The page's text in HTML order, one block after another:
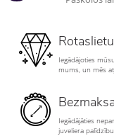
Iegādājoties
mums, un mēs
Iegādājāties
juveliera